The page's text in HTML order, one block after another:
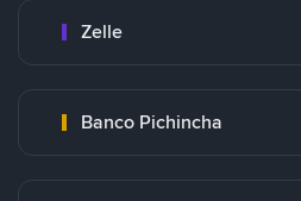
Zelle
Banco Pichincha